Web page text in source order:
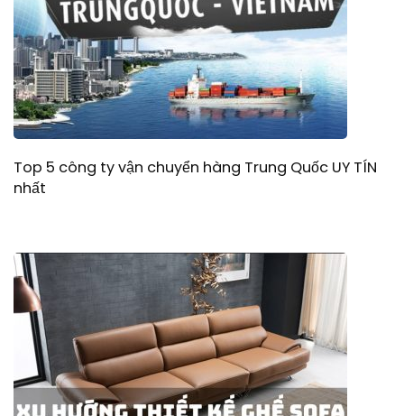
Top 5 công ty vận chuyển hàng Trung Quốc UY TÍN
nhất